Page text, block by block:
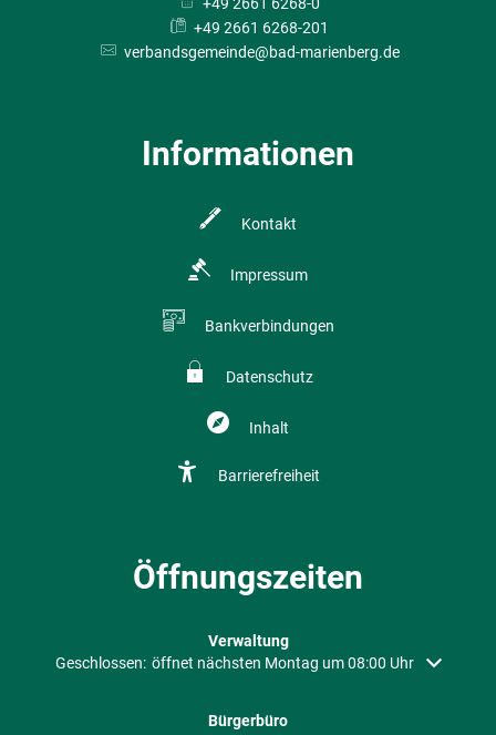
+49 2661 6268-201
verbandsgemeinde@bad-marienberg.de
Informationen
Kontakt
Impressum
Bankverbindungen
Datenschutz
Inhalt
Barrierefreiheit
Öffnungszeiten
Verwaltung
Klicken, um weitere Öffnungs- oder Schließzeiten auszublenden
Geschlossen: öffnet nächsten Montag um 08:00 Uhr
Bürgerbüro